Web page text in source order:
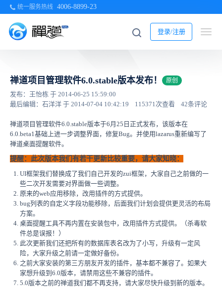
统一服务热线 4006-8899-23
登录/注册
禅道项目管理软件6.0.stable版本发布！ 原创
发布：王怡栋 于 2014-06-25 15:59:00
最后编辑：石洋洋 于 2014-07-04 10:42:19
115371次查看 42条评论
禅道项目管理软件6.0.stable版本于6月25日正式发布，该版本在
6.0.beta1基础上进一步调整界面，修复Bug。并使用lazarus重新编写了
禅道桌面提醒软件。
提醒： 此次版本我们有若干更新比较重要，请大家知晓：
UI框架我们替换成了我们自己开发的zui框架，大家自己之前做的一
些二次开发需要对界面做一些调整。
原来的web应用移除，改用插件的方式提供。
bug列表的自定义字段功能移除，后面我们计划会提供更灵活的布局
方案。
桌面提醒工具不再内置在安装包中，改用插件方式提供。（杀毒软
件总是误报！）
此次更新我们还把所有的数据库表名改为了小写，升级有一定风
险，大家升级之前请一定做好备份。
之前大家安装的第三方朋友开发的插件，基本都不兼容了。如果大
家想升级到6.0版本，请禁用这些不兼容的插件。
5.0版本之前的禅道我们都不再支持，请大家尽快升级到新的版本。